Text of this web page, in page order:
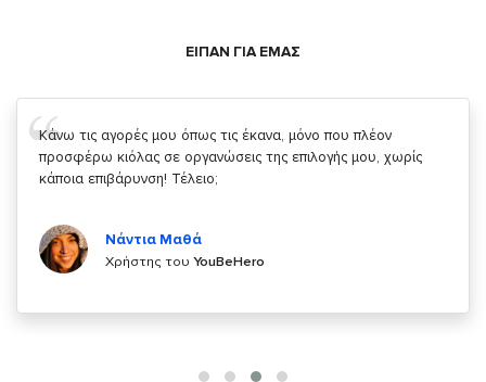
ΕΙΠΑΝ ΓΙΑ ΕΜΑΣ
Σας ευχαριστώ που μας δίνετε την δυνατότητα να κάνουμε
κάτι!
Χρήστης τουYouBeHero